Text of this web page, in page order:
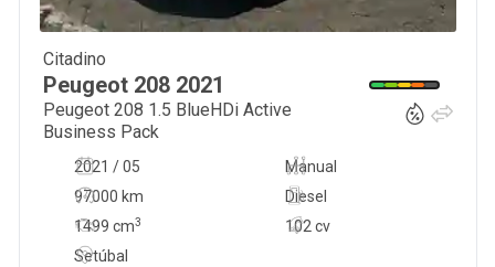
Citadino
Peugeot 208 2021
Peugeot 208 1.5 BlueHDi Active
Business Pack
2021 / 05
Manual
97000 km
102 cv
Diesel
1499 cm3
Setúbal